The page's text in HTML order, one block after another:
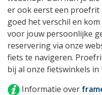
er ook eerst een proefrit
goed het verschil en
voor jouw persoonlijke
reservering via onze
fiets te navigeren.
bij al onze fietswinkels in
Informatie over